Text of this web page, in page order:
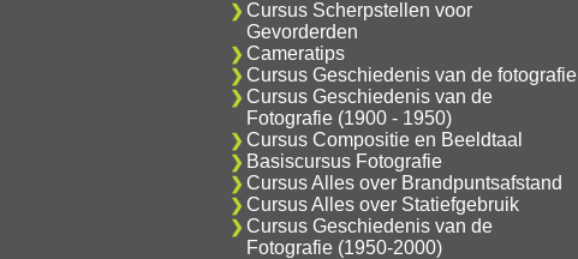
Cursus Scherpstellen voor
Gevorderden
Cameratips
Cursus Geschiedenis van de fotografie
Cursus Geschiedenis van de
Fotografie (1900 - 1950)
Cursus Compositie en Beeldtaal
Basiscursus Fotografie
Cursus Alles over Brandpuntsafstand
Cursus Alles over Statiefgebruik
Cursus Geschiedenis van de
Fotografie (1950-2000)